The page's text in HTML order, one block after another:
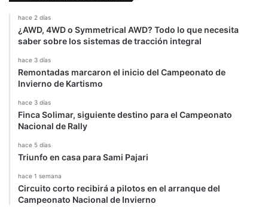
hace 2 días
¿AWD, 4WD o Symmetrical AWD? Todo lo que necesita
saber sobre los sistemas de tracción integral
hace 3 días
Remontadas marcaron el inicio del Campeonato de
Invierno de Kartismo
hace 3 días
Finca Solimar, siguiente destino para el Campeonato
Nacional de Rally
hace 5 días
Triunfo en casa para Sami Pajari
hace 1 semana
Circuito corto recibirá a pilotos en el arranque del
Campeonato Nacional de Invierno